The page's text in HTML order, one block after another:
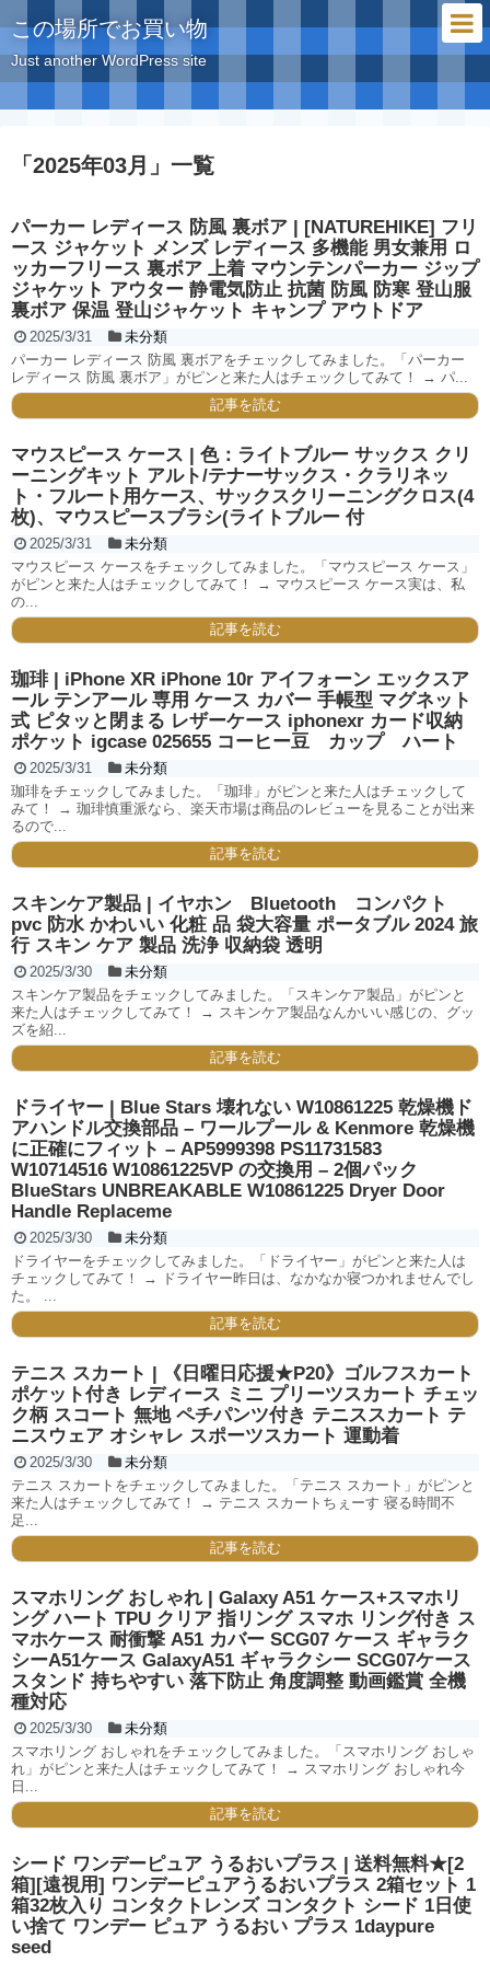
この場所でお買い物
Just another WordPress site
「 2025年03月 」 一覧
パーカー レディース 防風 裏ボア | [NATUREHIKE] フリ
ース ジャケット メンズ レディース 多機能 男女兼用 ロ
ッカーフリース 裏ボア 上着 マウンテンパーカー ジップ
ジャケット アウター 静電気防止 抗菌 防風 防寒 登山服
裏ボア 保温 登山ジャケット キャンプ アウトドア
2025/3/31
未分類
パーカー レディース 防風 裏ボアをチェックしてみました。「パーカー
レディース 防風 裏ボア」がピンと来た人はチェックしてみて！ → パ...
記事を読む
マウスピース ケース | 色：ライトブルー サックス クリ
ーニングキット アルト/テナーサックス・クラリネッ
ト・フルート用ケース、サックスクリーニングクロス(4
枚)、マウスピースブラシ(ライトブルー 付
2025/3/31
未分類
マウスピース ケースをチェックしてみました。「マウスピース ケース」
がピンと来た人はチェックしてみて！ → マウスピース ケース実は、私
の...
記事を読む
珈琲 | iPhone XR iPhone 10r アイフォーン エックスア
ール テンアール 専用 ケース カバー 手帳型 マグネット
式 ピタッと閉まる レザーケース iphonexr カード収納
ポケット igcase 025655 コーヒー豆 カップ ハート
2025/3/31
未分類
珈琲をチェックしてみました。「珈琲」がピンと来た人はチェックして
みて！ → 珈琲慎重派なら、楽天市場は商品のレビューを見ることが出来
るので...
記事を読む
スキンケア製品 | イヤホン Bluetooth コンパクト
pvc 防水 かわいい 化粧 品 袋大容量 ポータブル 2024 旅
行 スキン ケア 製品 洗浄 収納袋 透明
2025/3/30
未分類
スキンケア製品をチェックしてみました。「スキンケア製品」がピンと
来た人はチェックしてみて！ → スキンケア製品なんかいい感じの、グッ
ズを紹...
記事を読む
ドライヤー | Blue Stars 壊れない W10861225 乾燥機ド
アハンドル交換部品 – ワールプール & Kenmore 乾燥機
に正確にフィット – AP5999398 PS11731583
W10714516 W10861225VP の交換用 – 2個パック
BlueStars UNBREAKABLE W10861225 Dryer Door
Handle Replaceme
2025/3/30
未分類
ドライヤーをチェックしてみました。「ドライヤー」がピンと来た人は
チェックしてみて！ → ドライヤー昨日は、なかなか寝つかれませんでし
た。 ...
記事を読む
テニス スカート | 《日曜日応援★P20》ゴルフスカート
ポケット付き レディース ミニ プリーツスカート チェッ
ク柄 スコート 無地 ペチパンツ付き テニススカート テ
ニスウェア オシャレ スポーツスカート 運動着
2025/3/30
未分類
テニス スカートをチェックしてみました。「テニス スカート」がピンと
来た人はチェックしてみて！ → テニス スカートちぇーす 寝る時間不
足...
記事を読む
スマホリング おしゃれ | Galaxy A51 ケース+スマホリ
ング ハート TPU クリア 指リング スマホ リング付き ス
マホケース 耐衝撃 A51 カバー SCG07 ケース ギャラク
シーA51ケース GalaxyA51 ギャラクシー SCG07ケース
スタンド 持ちやすい 落下防止 角度調整 動画鑑賞 全機
種対応
2025/3/30
未分類
スマホリング おしゃれをチェックしてみました。「スマホリング おしゃ
れ」がピンと来た人はチェックしてみて！ → スマホリング おしゃれ今
日...
記事を読む
シード ワンデーピュア うるおいプラス | 送料無料★[2
箱][遠視用] ワンデーピュアうるおいプラス 2箱セット 1
箱32枚入り コンタクトレンズ コンタクト シード 1日使
い捨て ワンデー ピュア うるおい プラス 1daypure
seed